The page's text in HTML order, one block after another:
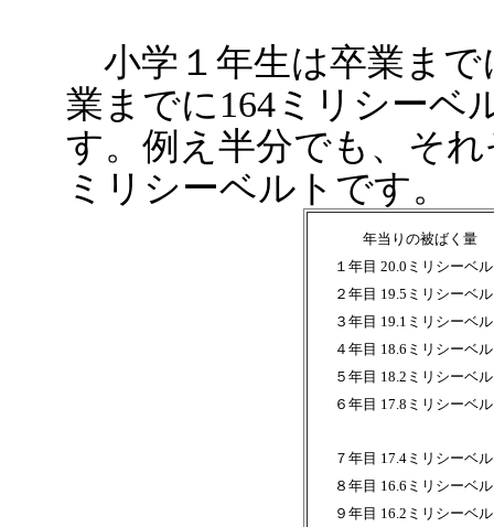
小学１年生は卒業まで
業までに164ミリシーベ
す。例え半分でも、そ
ミリシーベルトです。
年当りの被ばく量
１年目 20.0ミリシーベ
２年目 19.5ミリシーベ
３年目 19.1ミリシーベ
４年目 18.6ミリシーベ
５年目 18.2ミリシーベ
６年目 17.8ミリシーベ
７年目 17.4ミリシーベ
８年目 16.6ミリシーベ
９年目 16.2ミリシーベ